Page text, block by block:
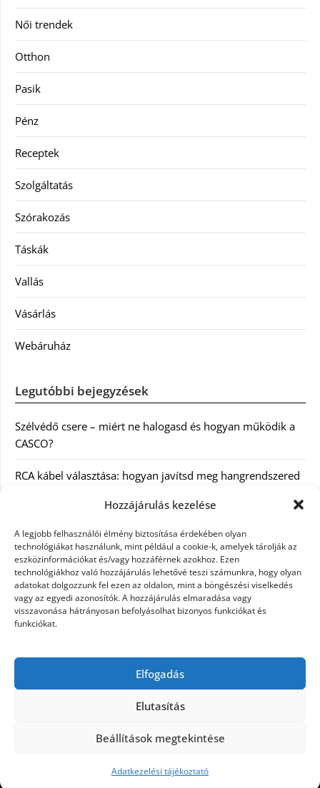
Hozzájárulás kezelése
A legjobb felhasználói élmény biztosítása érdekében olyan
technológiákat használunk, mint például a cookie-k, amelyek tárolják az
eszközinformációkat és/vagy hozzáférnek azokhoz. Ezen
technológiákhoz való hozzájárulás lehetővé teszi számunkra, hogy olyan
adatokat dolgozzunk fel ezen az oldalon, mint a böngészési viselkedés
vagy az egyedi azonosítók. A hozzájárulás elmaradása vagy
visszavonása hátrányosan befolyásolhat bizonyos funkciókat és
funkciókat.
Elfogadás
Elutasítás
Beállítások megtekintése
Adatkezelési tájékoztató
Női trendek
Otthon
Pasik
Pénz
Receptek
Szolgáltatás
Szórakozás
Táskák
Vallás
Vásárlás
Webáruház
Legutóbbi bejegyzések
Szélvédő csere – miért ne halogasd és hogyan működik a
CASCO?
RCA kábel választása: hogyan javítsd meg hangrendszered
Magyarországon: milyen jogi szabályozásra kell figyelni?
Akciós külföldi nyaralás 2026-ban előfoglalással: mit
ellenőrizz az ár mellett?
A Kassai Irodaház modern munkakörnyezetet biztosít
Theme